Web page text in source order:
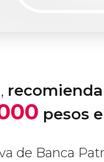
pesos
de Banca